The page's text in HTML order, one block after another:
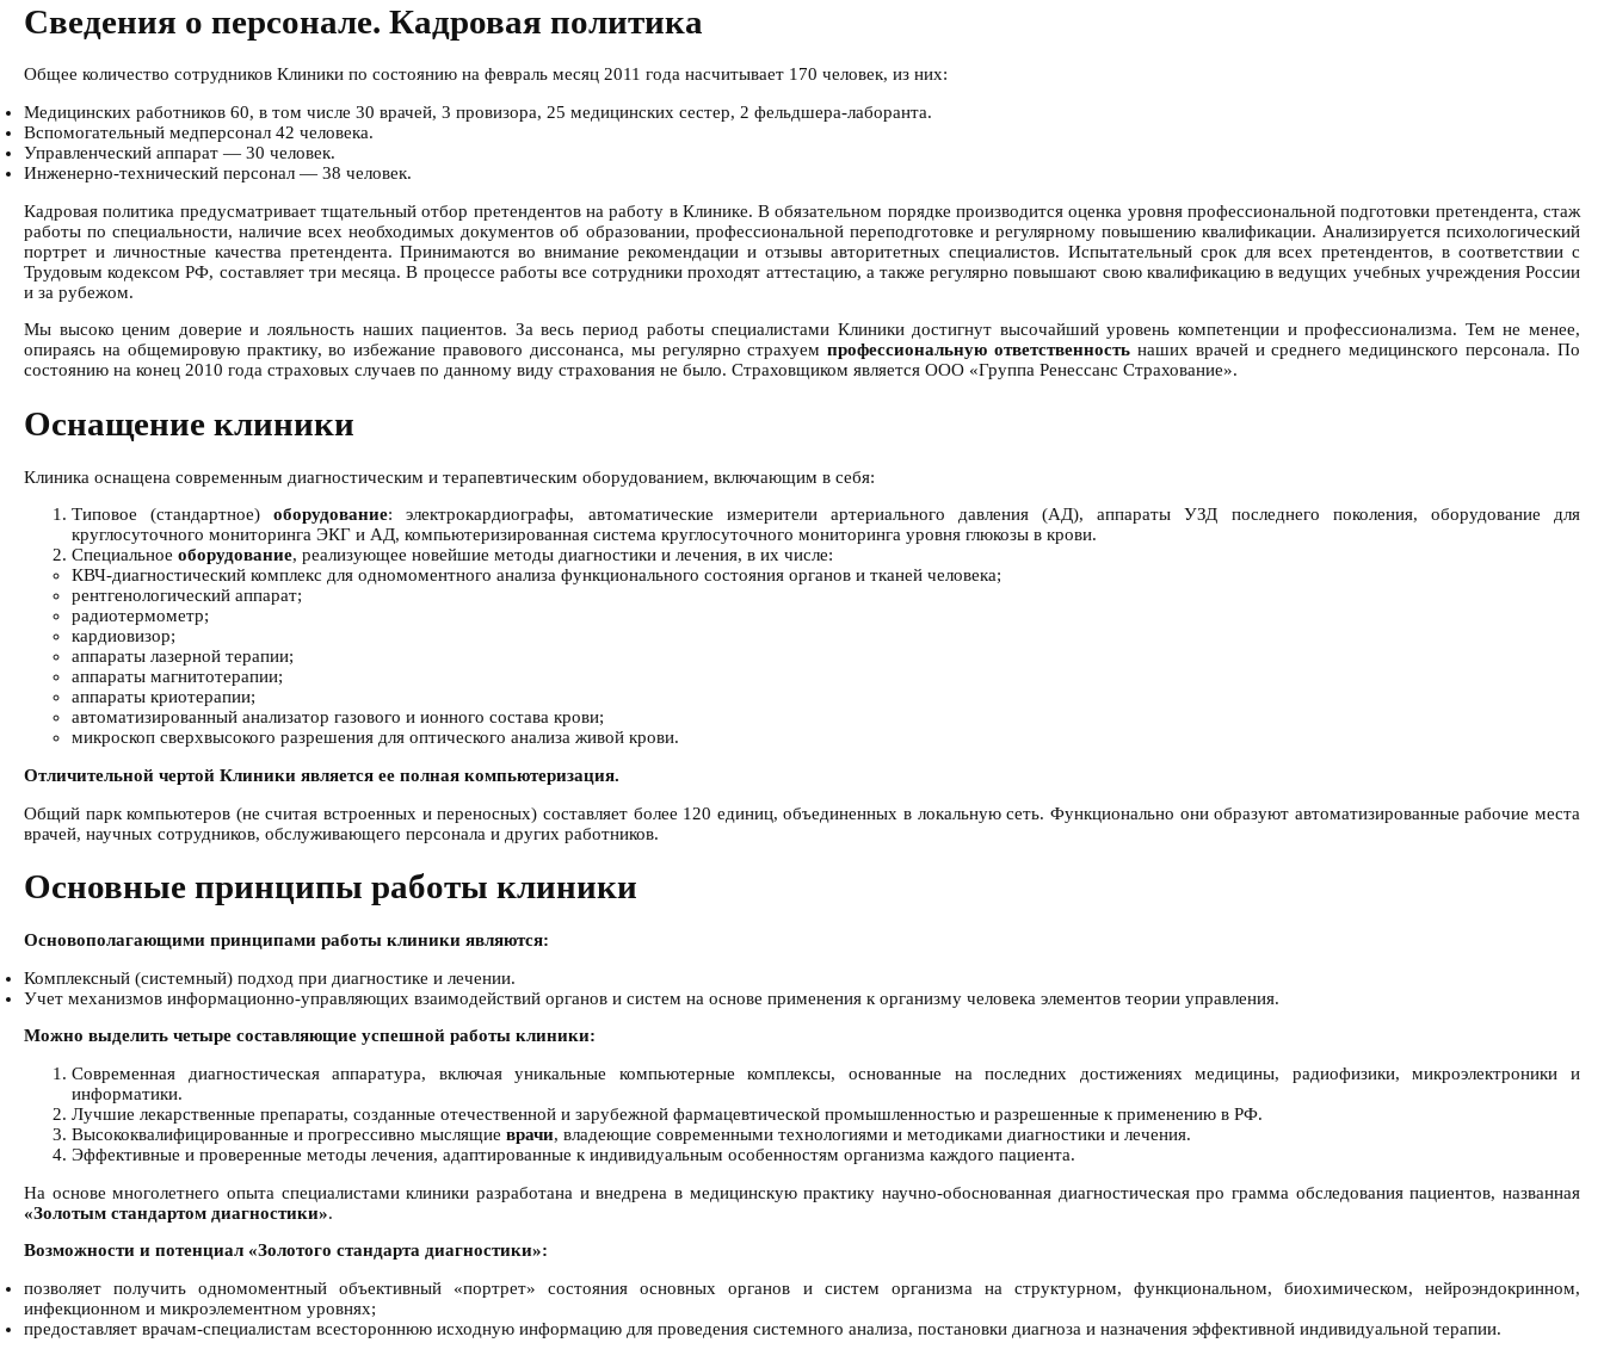
Сведения о персонале. Кадровая политика
Общее количество сотрудников Клиники по состоянию на февраль месяц 2011 года насчитывает 170 человек, из них:
Медицинских работников 60, в том числе 30 врачей, 3 провизора, 25 медицинских сестер, 2 фельдшера-лаборанта.
Вспомогательный медперсонал 42 человека.
Управленческий аппарат — 30 человек.
Инженерно-технический персонал — 38 человек.
Кадровая политика предусматривает тщательный отбор претендентов на работу в Клинике. В обязательном порядке производится оценка уровня профессиональной подготовки претендента, стаж
работы по специальности, наличие всех необходимых документов об образовании, профессиональной переподготовке и регулярному повышению квалификации. Анализируется психологический
портрет и личностные качества претендента. Принимаются во внимание рекомендации и отзывы авторитетных специалистов. Испытательный срок для всех претендентов, в соответствии с
Трудовым кодексом РФ, составляет три месяца. В процессе работы все сотрудники проходят аттестацию, а также регулярно повышают свою квалификацию в ведущих учебных учреждения России
и за рубежом.
Мы высоко ценим доверие и лояльность наших пациентов. За весь период работы специалистами Клиники достигнут высочайший уровень компетенции и профессионализма. Тем не менее,
опираясь на общемировую практику, во избежание правового диссонанса, мы регулярно страхуемпрофессиональную ответственность наших врачей и среднего медицинского персонала. По
состоянию на конец 2010 года страховых случаев по данному виду страхования не было. Страховщиком является ООО «Группа Ренессанс Страхование».
Оснащение клиники
Клиника оснащена современным диагностическим и терапевтическим оборудованием, включающим в себя:
Типовое (стандартное)оборудование: электрокардиографы, автоматические измерители артериального давления (АД), аппараты УЗД последнего поколения, оборудование для
круглосуточного мониторинга ЭКГ и АД, компьютеризированная система круглосуточного мониторинга уровня глюкозы в крови.
Специальное оборудование, реализующее новейшие методы диагностики и лечения, в их числе:
КВЧ-диагностический комплекс для одномоментного анализа функционального состояния органов и тканей человека;
рентгенологический аппарат;
радиотермометр;
кардиовизор;
аппараты лазерной терапии;
аппараты магнитотерапии;
аппараты криотерапии;
автоматизированный анализатор газового и ионного состава крови;
микроскоп сверхвысокого разрешения для оптического анализа живой крови.
Отличительной чертой Клиники является ее полная компьютеризация.
Общий парк компьютеров (не считая встроенных и переносных) составляет более 120 единиц, объединенных в локальную сеть. Функционально они образуют автоматизированные рабочие места
врачей, научных сотрудников, обслуживающего персонала и других работников.
Основные принципы работы клиники
Основополагающими принципами работы клиники являются:
Комплексный (системный) подход при диагностике и лечении.
Учет механизмов информационно-управляющих взаимодействий органов и систем на основе применения к организму человека элементов теории управления.
Можно выделить четыре составляющие успешной работы клиники:
Современная диагностическая аппаратура, включая уникальные компьютерные комплексы, основанные на последних достижениях медицины, радиофизики, микроэлектроники и
информатики.
Лучшие лекарственные препараты, созданные отечественной и зарубежной фармацевтической промышленностью и разрешенные к применению в РФ.
Высококвалифицированные и прогрессивно мыслящие врачи, владеющие современными технологиями и методиками диагностики и лечения.
Эффективные и проверенные методы лечения, адаптированные к индивидуальным особенностям организма каждого пациента.
На основе многолетнего опыта специалистами клиники разработана и внедрена в медицинскую практику научно-обоснованная диагностическая про грамма обследования пациентов, названная
«Золотым стандартом диагностики».
Возможности и потенциал «Золотого стандарта диагностики»:
позволяет получить одномоментный объективный «портрет» состояния основных органов и систем организма на структурном, функциональном, биохимическом, нейроэндокринном,
инфекционном и микроэлементном уровнях;
предоставляет врачам-специалистам всестороннюю исходную информацию для проведения системного анализа, постановки диагноза и назначения эффективной индивидуальной терапии.